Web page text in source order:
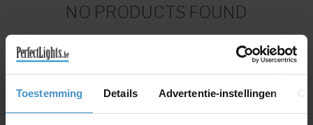
Toestemming Details Advertentie-instellingen
NO PRODUCTS FOUND
Showing1-0of 0